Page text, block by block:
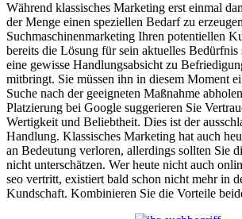
Während klassisches Marketing erst einmal
der Menge einen speziellen Bedarf zu
Suchmaschinenmarketing Ihren potentiellen
bereits die Lösung für sein aktuelles
eine gewisse Handlungsabsicht zu
mitbringt. Sie müssen ihn in diesem Moment
Suche nach der geeigneten Maßnahme
Platzierung bei Google suggerieren Sie
Wertigkeit und Beliebtheit. Dies ist der
Handlung. Klassisches Marketing hat auch
an Bedeutung verloren, allerdings sollten Sie
nicht unterschätzen. Wer heute nicht auch
seo vertritt, existiert bald schon nicht mehr in
Kundschaft. Kombinieren Sie die Vorteile